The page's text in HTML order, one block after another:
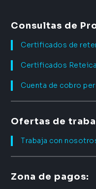
Consultas de
Certificados de
Certificados Reteica
Cuenta de cobro
Ofertas de
Trabaja con
Zona de pagos: